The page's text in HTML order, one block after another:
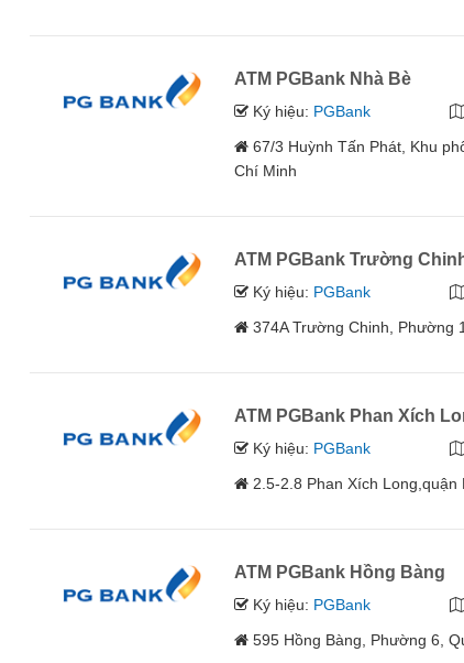
ATM PGBank Nhà Bè
Ký hiệu: PGBank
67/3 Huỳnh Tấn Phát, Khu
Chí Minh
ATM PGBank Trường
Ký hiệu: PGBank
374A Trường Chinh, Phường
ATM PGBank Phan Xích
Ký hiệu: PGBank
2.5-2.8 Phan Xích
ATM PGBank Hồng Bàng
Ký hiệu: PGBank
595 Hồng Bàng, Phường 6,